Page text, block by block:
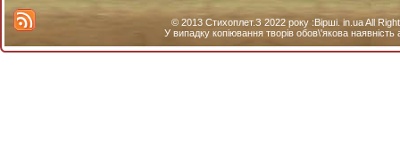
© 2013 Стихоплет.З 2022 року :Вірші. in.ua All
У випадку копіювання творів обов\'якова наявність